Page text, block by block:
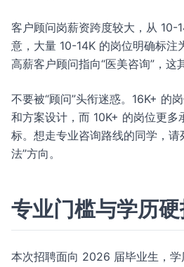
客户顾问岗薪资跨度较大，从 10-
意，大量 10-14K 的岗位明确标注
高薪客户顾问指向“医美咨询”，这
不要被“顾问”头衔迷惑。16K+ 的
和方案设计，而 10K+ 的岗位更多
标。想走专业咨询路线的同学，请
法”方向。
专业门槛与学历
本次招聘面向 2026 届毕业生，